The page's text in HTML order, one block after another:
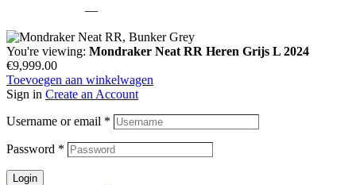
—
You're viewing: Mondraker Neat RR Heren Grijs L 2024
€9,999.00
Toevoegen aan winkelwagen
Sign in Create an Account
Username or email *
Password *
Login